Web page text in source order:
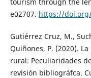
e02707. https://
Gutiérrez Cruz, M.,
Quiñones, P. (2020).
rural: Peculiaridades
revisión bibliográfca.